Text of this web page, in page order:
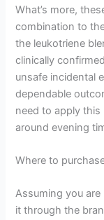
What’s more,
combination to
the leukotriene
clinically
unsafe incidental
dependable
need to apply
around evening
Where to purchase
Assuming you are
it through the